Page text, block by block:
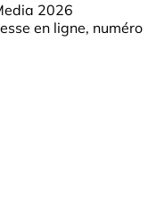
2026
en ligne, numéro